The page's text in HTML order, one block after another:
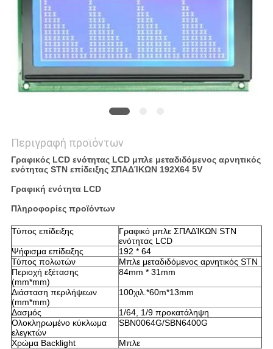
Περιγραφή προϊόντων
Γραφικός LCD ενότητας LCD μπλε μεταδιδόμενος αρνητικός
ενότητας STN επίδειξης ΣΠΑΔΊΚΩΝ 192X64 5V
Γραφική ενότητα LCD
Πληροφορίες προϊόντων
Τύπος επίδειξης
Γραφικό μπλε ΣΠΑΔΊΚΩΝ STN
ενότητας LCD
Ψήφισμα επίδειξης
192 * 64
Τύπος πολωτών
Μπλε μεταδιδόμενος αρνητικός STN
Περιοχή εξέτασης
(mm*mm)
84mm * 31mm
Διάσταση περιλήψεων
(mm*mm)
100χιλ.*60m*13mm
Δασμός
1/64, 1/9 προκατάληψη
Ολοκληρωμένο κύκλωμα
ελεγκτών
SBN0064G/SBN6400G
Χρώμα Backlight Μπλε